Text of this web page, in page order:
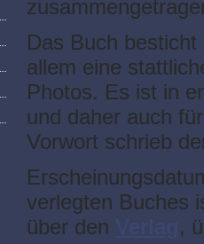
Das Buch
allem eine
Photos. Es ist in
und daher auch
Vorwort schrieb
verlegten Buches
über den
,